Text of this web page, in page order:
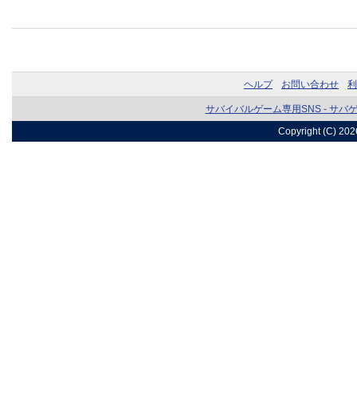
ヘルプ お問い合わせ
サバイバルゲーム専用SNS - サバ
Copyright (C)